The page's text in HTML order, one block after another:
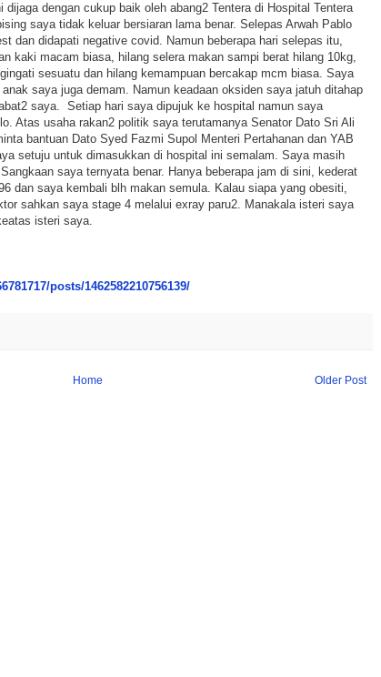
dengan cukup baik oleh abang2 Tentera di Hospital Tentera
saya tidak keluar bersiaran lama benar. Selepas Arwah Pablo
dan didapati negative covid. Namun beberapa hari selepas itu,
kaki macam biasa, hilang selera makan sampi berat hilang 10kg,
sesuatu dan hilang kemampuan bercakap mcm biasa. Saya
saya juga demam. Namun keadaan oksiden saya jatuh ditahap
saya. Setiap hari saya dipujuk ke hospital namun saya
Atas usaha rakan2 politik saya terutamanya Senator Dato Sri Ali
bantuan Dato Syed Fazmi Supol Menteri Pertahanan dan YAB
setuju untuk dimasukkan di hospital ini semalam. Saya masih
saya ternyata benar. Hanya beberapa jam di sini, kederat
dan saya kembali blh makan semula. Kalau siapa yang obesiti,
sahkan saya stage 4 melalui exray paru2. Manakala isteri saya
isteri saya.
posts/1462582210756139/
Older Post
Home